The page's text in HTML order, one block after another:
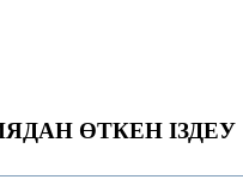
ӨТКЕН ІЗДЕУ